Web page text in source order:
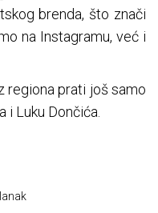
brenda, što znači
na Instagramu, već i
regiona prati još samo
i Luku Dončića.